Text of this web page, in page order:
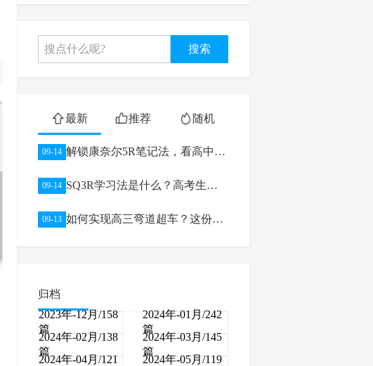
搜索
最新 推荐 随机
09-14 解锁康奈尔5R笔记法，看高中生
09-14 SQ3R学习法是什么？高考生如
09-13 如何实现高三弯道超车？这份高
归档
2023年-12月/158
篇
2024年-01月/242
篇
2024年-02月/138
篇
2024年-03月/145
篇
2024年-04月/121
2024年-05月/119